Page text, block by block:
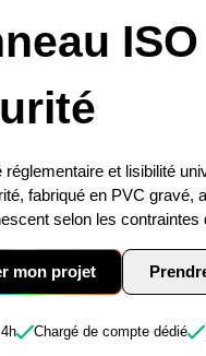
réglementaire et lisibilité
fabriqué en PVC gravé,
selon les contraintes
mon projet
Chargé de compte dédié